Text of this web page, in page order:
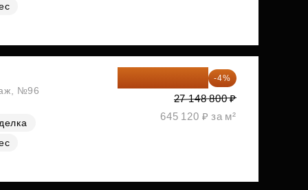
№96
26 062 848 ₽ -4%
27 148 800 ₽
645 120 ₽ за м²